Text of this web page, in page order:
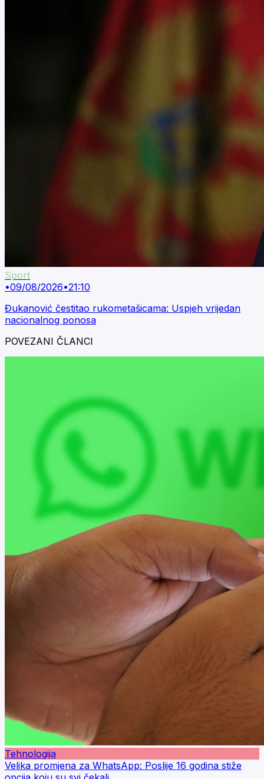
Sport
•09/08/2026•21:10
Đukanović čestitao rukometašicama: Uspjeh vrijedan
nacionalnog ponosa
POVEZANI ČLANCI
Tehnologija
Velika promjena za WhatsApp: Poslije 16 godina stiže